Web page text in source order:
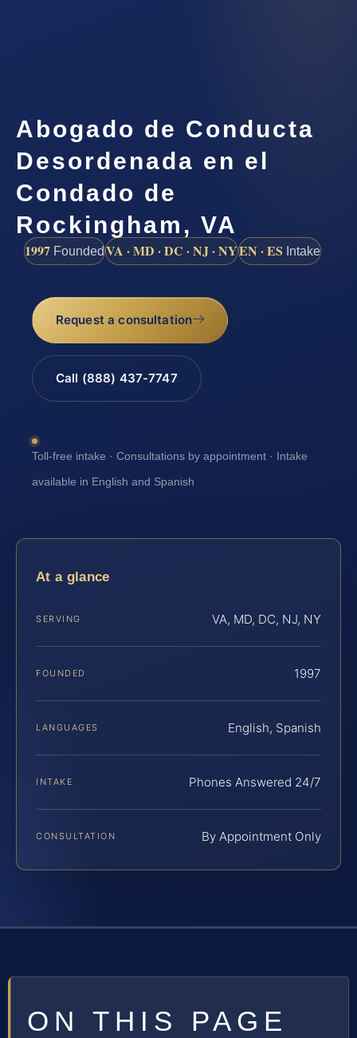
Abogado de Conducta
Desordenada en el
Condado de
Rockingham, VA
1997 FoundedVA · MD · DC · NJ · NYEN · ES Intake
Request a consultation
Call (888) 437-7747
Toll-free intake · Consultations by appointment · Intake
available in English and Spanish
At a glance
SERVING VA, MD, DC, NJ, NY
FOUNDED 1997
LANGUAGES English, Spanish
INTAKE Phones Answered 24/7
CONSULTATION By Appointment Only
ON THIS PAGE